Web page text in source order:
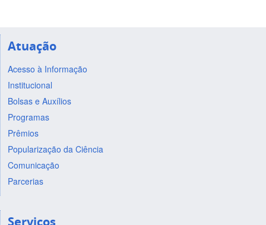
Atuação
Acesso à Informação
Institucional
Bolsas e Auxílios
Programas
Prêmios
Popularização da Ciência
Comunicação
Parcerias
Serviços